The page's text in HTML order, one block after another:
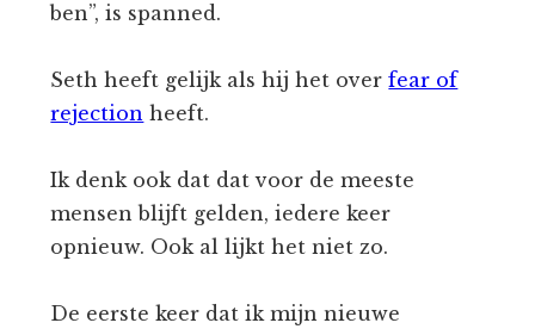
ben”, is spanned.
Seth heeft gelijk als hij het overfear of
rejection heeft.
Ik denk ook dat dat voor de meeste
mensen blijft gelden, iedere keer
opnieuw. Ook al lijkt het niet zo.
De eerste keer dat ik mijn nieuwe